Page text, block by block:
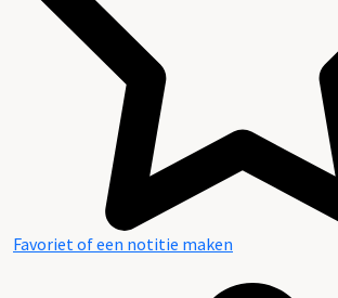
Favoriet of een notitie maken